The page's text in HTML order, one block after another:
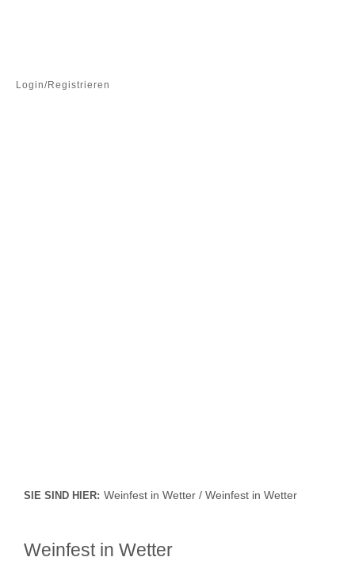
Login/Registrieren
SIE SIND HIER: Weinfest in Wetter / Weinfest in Wetter
Weinfest in Wetter